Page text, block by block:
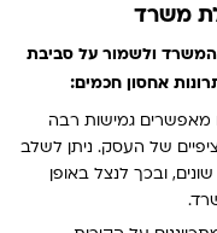
משרד
ולשמור על סביבת
אחסון חכמים:
מאפשרים גמישות רבה
של העסק. ניתן לשלב
ובכך לנצל באופן